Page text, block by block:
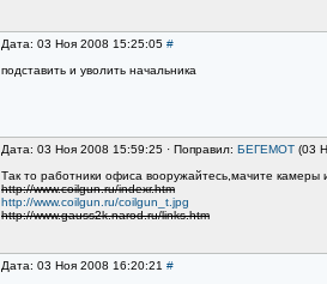
Дата: 03 Ноя 2008 15:25:05 #
подставить и уволить начальника
Дата: 03 Ноя 2008 15:59:25 · Поправил: БЕГЕМОТ (03
Так то работники офиса вооружайтесь,мачите камеры
http://www.coilgun.ru/indexr.htm
http://www.coilgun.ru/coilgun_t.jpg
http://www.gauss2k.narod.ru/links.htm
Дата: 03 Ноя 2008 16:20:21 #